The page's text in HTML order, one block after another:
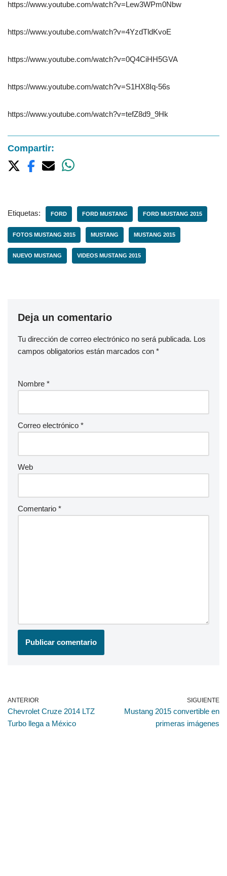
https://www.youtube.com/watch?v=Lew3WPm0Nbw
https://www.youtube.com/watch?v=4YzdTldKvoE
https://www.youtube.com/watch?v=0Q4CiHH5GVA
https://www.youtube.com/watch?v=S1HX8Iq-56s
https://www.youtube.com/watch?v=tefZ8d9_9Hk
Compartir:
Etiquetas: FORD FORD MUSTANG FORD MUSTANG 2015
FOTOS MUSTANG 2015 MUSTANG MUSTANG 2015
NUEVO MUSTANG VIDEOS MUSTANG 2015
Deja un comentario
Tu dirección de correo electrónico no será publicada. Los
campos obligatorios están marcados con *
Nombre *
Correo electrónico *
Web
Comentario *
ANTERIOR
Chevrolet Cruze 2014 LTZ
Turbo llega a México
SIGUIENTE
Mustang 2015 convertible en
primeras imágenes